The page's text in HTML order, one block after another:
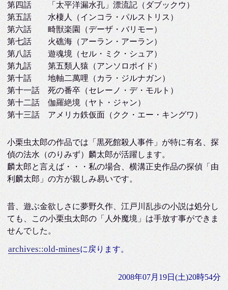
第四話 「太平洋漏水孔」漂流記（ダブックウ）
第五話 水棲人（インコラ・パルストリス）
第六話 畸獣楽園（デーザ・バリモー）
第七話 火礁海（アーラン・アーラン）
第八話 遊魂境（セル・ミク・シュア）
第九話 第五類人猿（アンソロポイド）
第十話 地軸二萬哩（カラ・ジルナガン）
第十一話 死の番卒（セレーノ・デ・モルト）
第十二話 伽羅絶境（ヤト・ジャン）
第十三話 アメリカ鉄仮面（クク・エー・キングワ）
小栗虫太郎の作品では「黒死館殺人事件」が特に有名、探
偵の法水（のりみず）麟太郎が活躍します。
麟太郎と言えば・・・私の場合、横溝正史作品の探偵「由
利麟太郎」の方が親しみ易いです。
昔、遊ぶ金欲しさに夢野久作、江戸川乱歩の小説は処分し
ても、この小栗虫太郎の「人外魔境」は手放す事ができま
せんでした。
archives::old-minesに戻ります。
2008年07月19日(土)20時54分